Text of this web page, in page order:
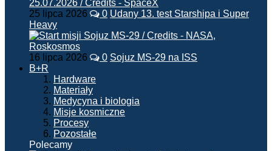
25 lipca 2026 0 Udany 13. test Starshipa i Super
Heavy
16 lipca 2026 0 Sojuz MS-29 na ISS
B+R
Hardware
Materiały
Medycyna i biologia
Misje kosmiczne
Procesy
Pozostałe
Polecamy